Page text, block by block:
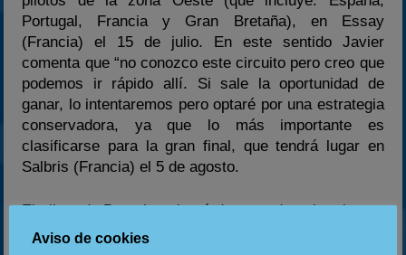
Portugal, Francia y Gran Bretaña), en Essay
(Francia) el 15 de julio. En este sentido Javier
comenta que “no conozco este circuito pero creo que
podemos ir rápido allí. Si sale la oportunidad de
ganar, lo intentaremos pero optaré por una estrategia
conservadora, ya que lo más importante es
clasificarse para la gran final, que tendrá lugar en
Salbris (Francia) el 5 de agosto.
El piloto de Barcelona logró dos grandes victorias en
el Open Masters de Italia del 2006 en la categoría
Aviso de cookies